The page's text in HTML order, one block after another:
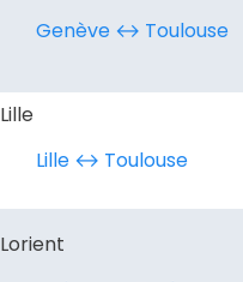
Genève ↔︎ Toulouse
Lille
Lille ↔︎ Toulouse
Lorient